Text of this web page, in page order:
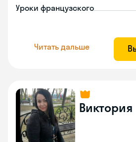
Уроки французского
Читать дальше
Виктория